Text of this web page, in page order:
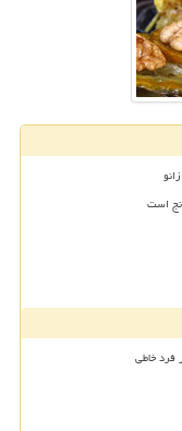
فرد خاطی